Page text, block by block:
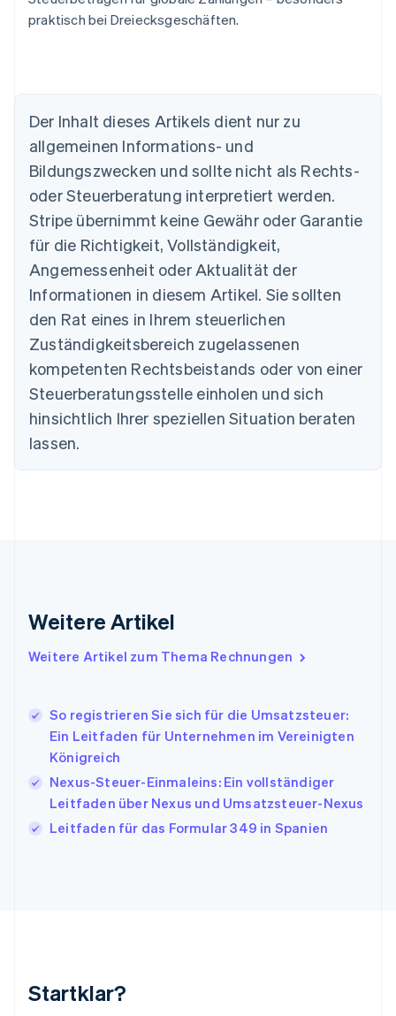
praktisch bei Dreiecksgeschäften.
Der Inhalt dieses Artikels dient nur zu
allgemeinen Informations- und
Bildungszwecken und sollte nicht als Rechts-
oder Steuerberatung interpretiert werden.
Stripe übernimmt keine Gewähr oder Garantie
für die Richtigkeit, Vollständigkeit,
Angemessenheit oder Aktualität der
Informationen in diesem Artikel. Sie sollten
den Rat eines in Ihrem steuerlichen
Zuständigkeitsbereich zugelassenen
kompetenten Rechtsbeistands oder von einer
Steuerberatungsstelle einholen und sich
hinsichtlich Ihrer speziellen Situation beraten
lassen.
Weitere Artikel
Weitere Artikel zum Thema Rechnungen
So registrieren Sie sich für die Umsatzsteuer:
Ein Leitfaden für Unternehmen im Vereinigten
Königreich
Nexus-Steuer-Einmaleins: Ein vollständiger
Leitfaden über Nexus und Umsatzsteuer-Nexus
Leitfaden für das Formular 349 in Spanien
Startklar?
Australien
English
Belgien
NederlandsFrançais DeutschEnglish
Brasilien
Bulgarien
English
Dänemark
English
Deutschland
DeutschEnglish
English
Festlandchina
Indien
Irland
ItalianoEnglish
Japan
日本語 English
Kanada
EnglishFrançais
Kroatien
English Italiano
English简体中文